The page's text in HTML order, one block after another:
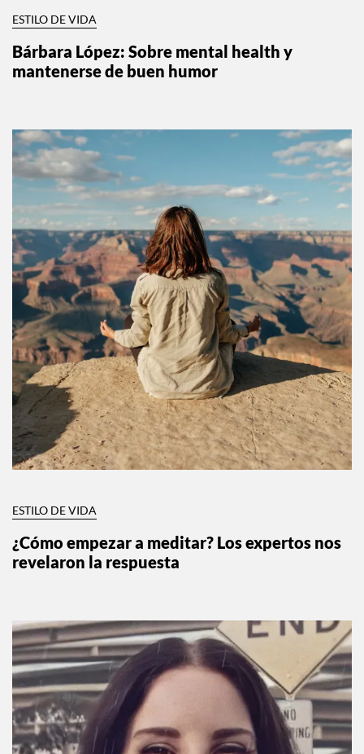
ESTILO DE VIDA
Bárbara López: Sobre mental health y
mantenerse de buen humor
ESTILO DE VIDA
¿Cómo empezar a meditar? Los expertos nos
revelaron la respuesta